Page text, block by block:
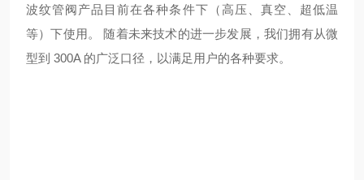
波纹管阀产品目前在各种条件下（高压、真空、超低温
等）下使用。 随着未来技术的进一步发展，我们拥有从微
型到 300A 的广泛口径，以满足用户的各种要求。